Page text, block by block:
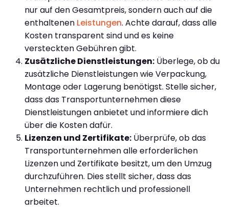
nur auf den Gesamtpreis, sondern auch auf die
enthaltenen Leistungen. Achte darauf, dass alle
Kosten transparent sind und es keine
versteckten Gebühren gibt.
Zusätzliche Dienstleistungen: Überlege, ob du
zusätzliche Dienstleistungen wie Verpackung,
Montage oder Lagerung benötigst. Stelle sicher,
dass das Transportunternehmen diese
Dienstleistungen anbietet und informiere dich
über die Kosten dafür.
Lizenzen und Zertifikate: Überprüfe, ob das
Transportunternehmen alle erforderlichen
Lizenzen und Zertifikate besitzt, um den Umzug
durchzuführen. Dies stellt sicher, dass das
Unternehmen rechtlich und professionell
arbeitet.